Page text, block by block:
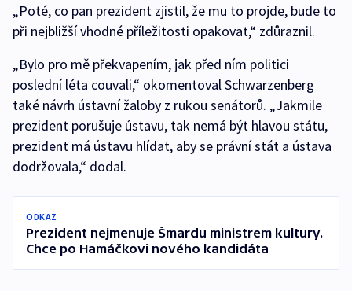
„Poté, co pan prezident zjistil, že mu to projde, bude to
při nejbližší vhodné příležitosti opakovat,“ zdůraznil.
„Bylo pro mě překvapením, jak před ním politici
poslední léta couvali,“ okomentoval Schwarzenberg
také návrh ústavní žaloby z rukou senátorů. „Jakmile
prezident porušuje ústavu, tak nemá být hlavou státu,
prezident má ústavu hlídat, aby se právní stát a ústava
dodržovala,“ dodal.
ODKAZ
Prezident nejmenuje Šmardu ministrem kultury.
Chce po Hamáčkovi nového kandidáta